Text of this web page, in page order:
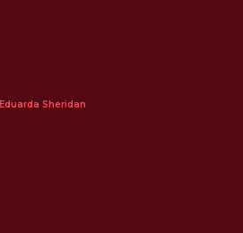
Eduarda Sheridan